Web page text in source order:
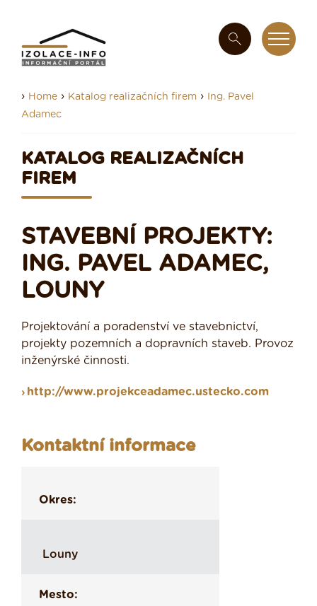
› Home › Katalog realizačních firem ›
Ing. Pavel
Adamec
KATALOG REALIZAČNÍCH
FIREM
STAVEBNÍ PROJEKTY:
ING. PAVEL ADAMEC,
LOUNY
Projektování a poradenství ve stavebnictví,
projekty pozemních a dopravních staveb. Provoz
inženýrské činnosti.
http://www.projekceadamec.ustecko.com
Kontaktní informace
Okres:
Louny
Mesto: